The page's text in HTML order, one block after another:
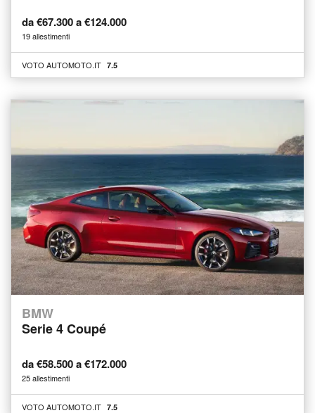
da €67.300 a €124.000
19 allestimenti
VOTO AUTOMOTO.IT 7.5
BMW
Serie 4 Coupé
da €58.500 a €172.000
25 allestimenti
VOTO AUTOMOTO.IT 7.5